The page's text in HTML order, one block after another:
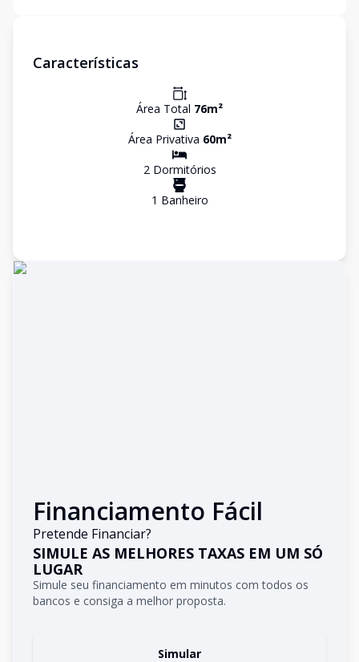
Características
Área Total 76m²
Área Privativa 60m²
2Dormitórios
1 Banheiro
Financiamento Fácil
Pretende Financiar?
SIMULE AS MELHORES TAXAS EM UM SÓ
LUGAR
Simule seu financiamento em minutos com todos os
bancos e consiga a melhor proposta.
Simular